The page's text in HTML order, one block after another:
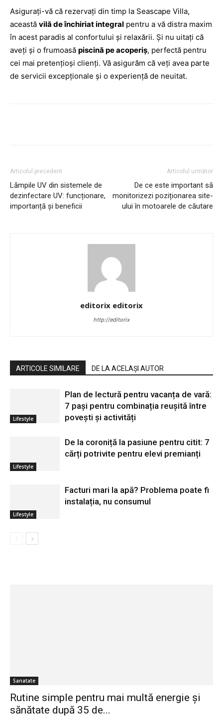
Asigurați-vă că rezervați din timp la Seascape Villa,
această vilă de închiriat integral pentru a vă distra maxim
în acest paradis al confortului și relaxării. Și nu uitați că
aveți și o frumoasă piscină pe acoperiș, perfectă pentru
cei mai pretențioși clienți. Vă asigurăm că veți avea parte
de servicii excepționale și o experiență de neuitat.
Articolul precedent
Lămpile UV din sistemele de
dezinfectare UV: funcționare,
importanță și beneficii
Articolul următor
De ce este important să
monitorizezi poziționarea site-
ului în motoarele de căutare
editorix editorix
http://editorix
ARTICOLE SIMILARE DE LA ACELAȘI AUTOR
Lifestyle
Plan de lectură pentru vacanța de vară:
7 pași pentru combinația reușită între
povești și activități
Lifestyle
De la coroniță la pasiune pentru citit: 7
cărți potrivite pentru elevi premianți
Lifestyle
Facturi mari la apă? Problema poate fi
instalația, nu consumul
Sanatate
Rutine simple pentru mai multă energie și
sănătate după 35 de...